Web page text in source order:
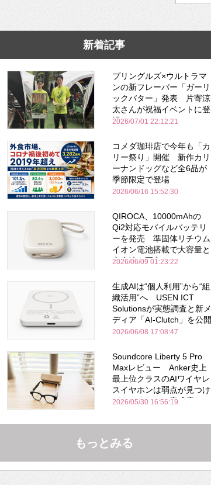
新着記事
プリングルズ×ウルトラマ
ンの新フレーバー「ガーリ
ックバター」発表 片寄涼
太さんが祝福イベントに登
場
2026/07/01 22:12:21
コメダ珈琲店で今年も「カ
リー祭り」開催 新作カリ
ーナンドッグなど全6品が
季節限定で登場
2026/06/16 15:52:30
QIROCA、10000mAhの
Qi2対応モバイルバッテリ
ーを発売 準固体リチウム
イオン電池搭載で大容量と
安全性を両立
2026/06/09 01:23:22
生成AIは“個人利用”から“組
織活用”へ USEN ICT
Solutionsが実態調査と新メ
ディア「AI-Clutch」を公開
2026/06/08 17:08:47
Soundcore Liberty 5 Pro
Maxレビュー Anker史上
最上位クラスのAIワイヤレ
スイヤホンは弱点が見つけ
づらいくらいの完成度にび
Bose並み
2026/05/30 16:56:19
もっとみる